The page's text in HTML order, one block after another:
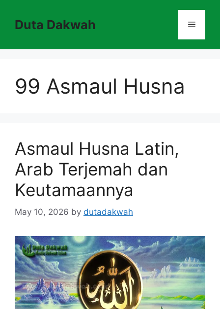
contentDuta Dakwah Menu
99 Asmaul Husna
Asmaul Husna Latin,
Arab Terjemah dan
Keutamaannya
May 10, 2026 by dutadakwah